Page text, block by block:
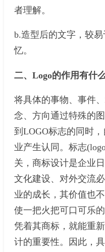
者理解。
b.造型后的文字，较
忆。
二、Logo的作用有什
将具体的事物、事件
念、方向通过特殊的
到LOGO标志的同时
业产生认同。标志
关，商标设计是企业
文化建设、对外交流
业的成长，其价值也
使一把火把可口可乐
凭着其商标，就能重
计的重要性。因此，